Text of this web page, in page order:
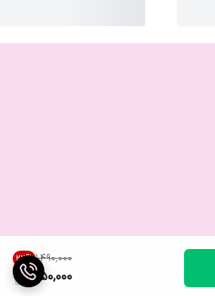
۱٬۴۹۰٬۰۰۰ 22%
1,150,000